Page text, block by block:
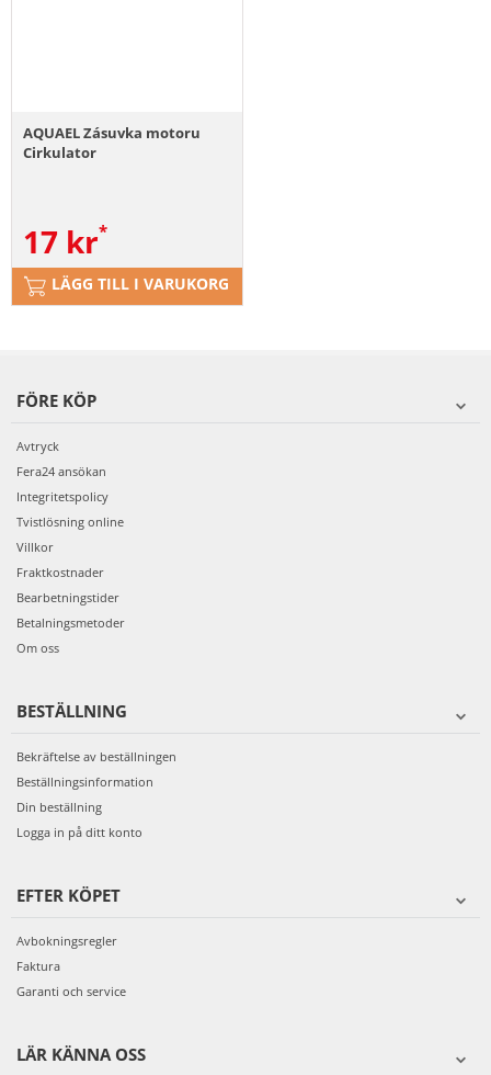
AQUAEL Zásuvka motoru
Cirkulator
17 kr
LÄGG TILL I VARUKORG
FÖRE KÖP
Avtryck
Fera24 ansökan
Integritetspolicy
Tvistlösning online
Villkor
Fraktkostnader
Bearbetningstider
Betalningsmetoder
Om oss
BESTÄLLNING
Bekräftelse av beställningen
Beställningsinformation
Din beställning
Logga in på ditt konto
EFTER KÖPET
Avbokningsregler
Faktura
Garanti och service
LÄR KÄNNA OSS